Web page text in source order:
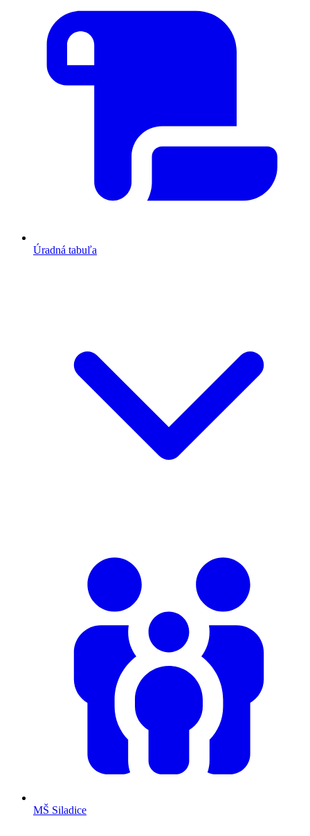
Úradná tabuľa
MŠ Siladice